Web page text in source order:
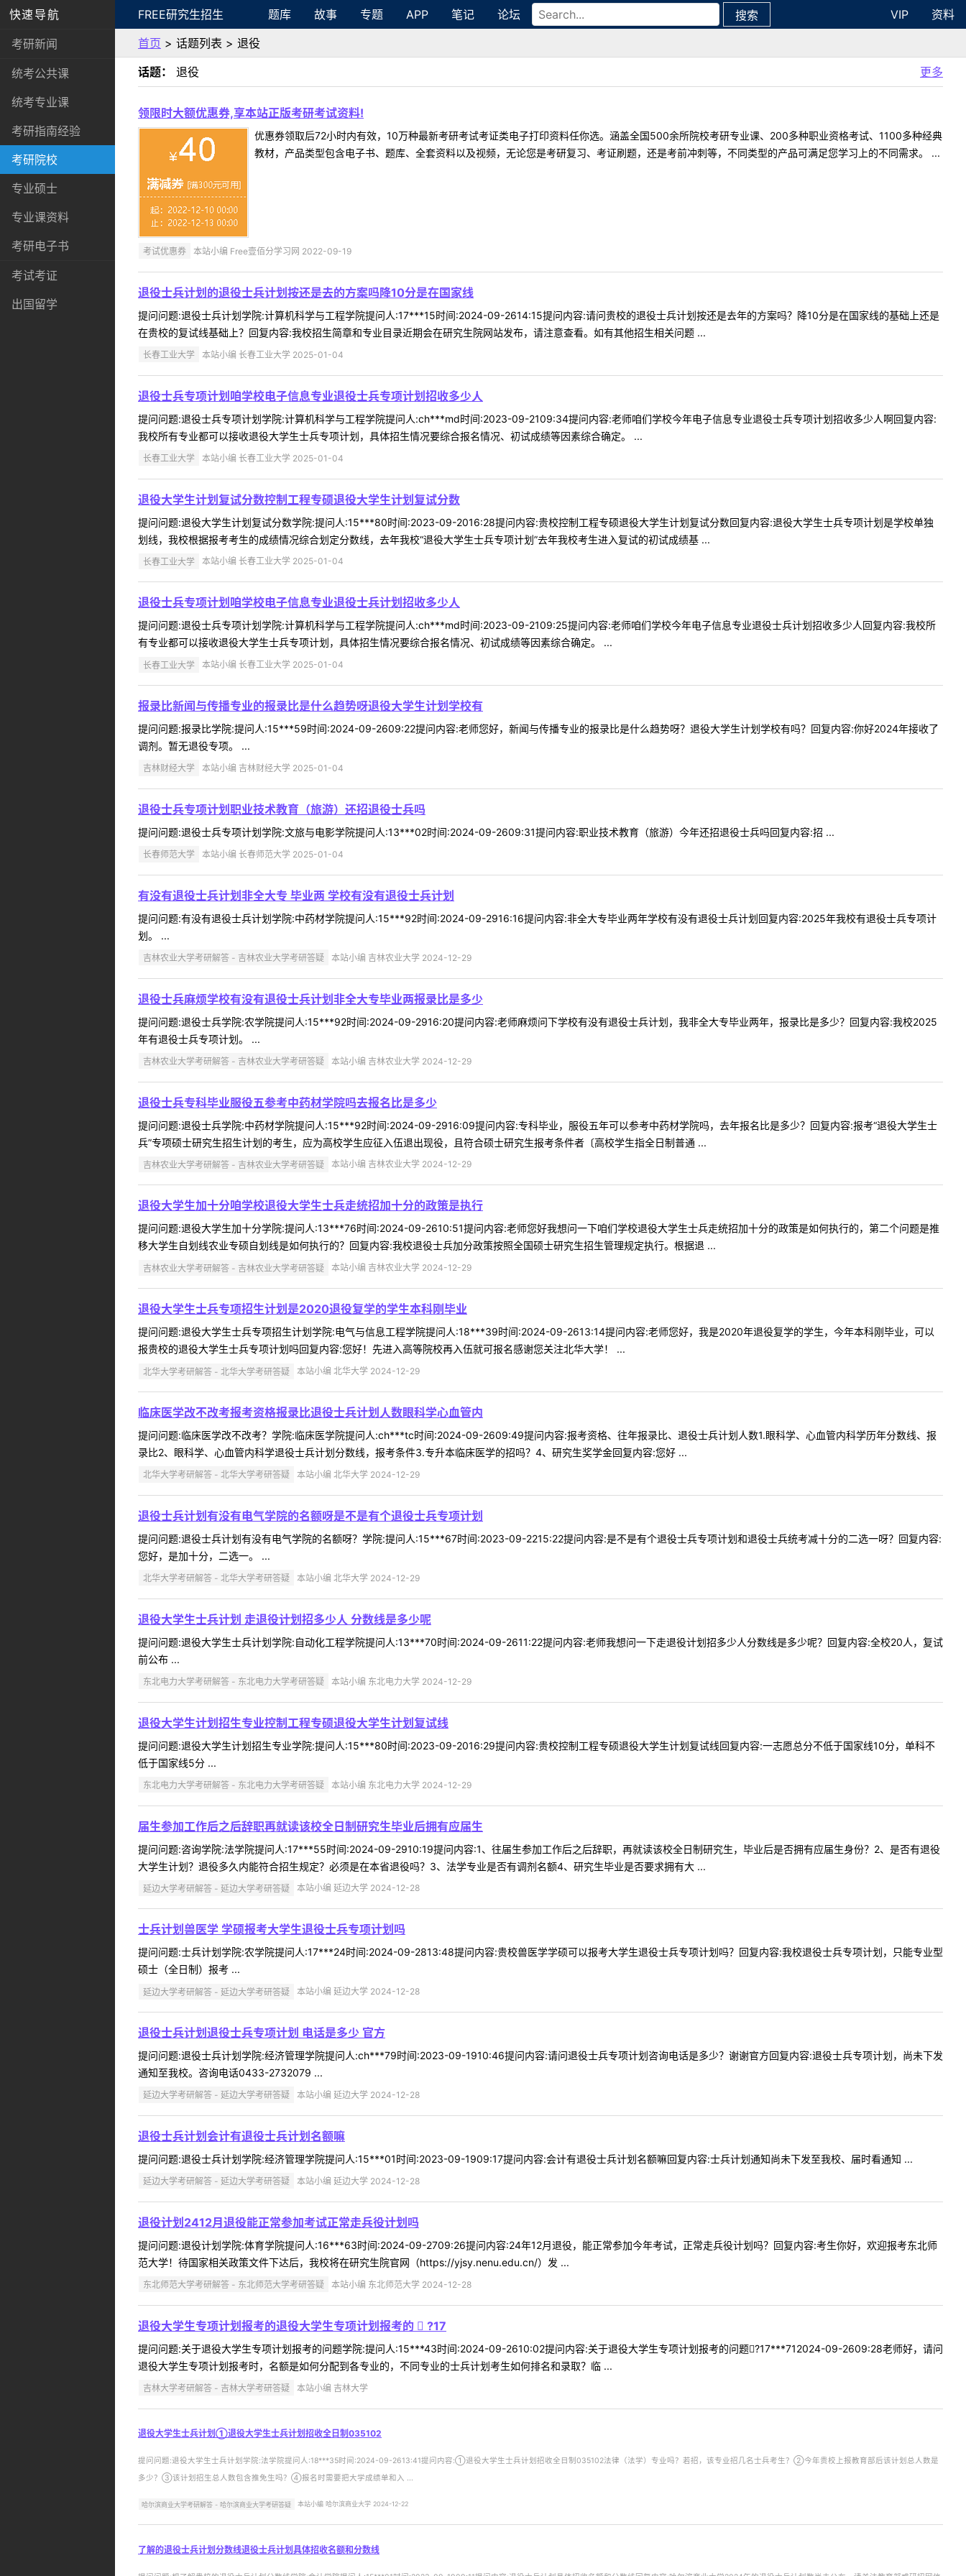
快速导航
考研新闻
统考公共课
统考专业课
考研指南经验
考研院校
专业硕士
专业课资料
考研电子书
考试考证
出国留学
FREE研究生招生 题库 故事 专题 APP 笔记 论坛 搜索 VIP
资料
首页 > 话题列表 > 退役
话题：
退役 更多
领限时大额优惠券,享本站正版考研考试资料!
优惠券领取后72小时内有效，10万种最新考研考试考证类电子打印资料任你选。涵盖全国500余所院校考研专业课、200多种职业资格考试、1100多种经典
教材，产品类型包含电子书、题库、全套资料以及视频，无论您是考研复习、考证刷题，还是考前冲刺等，不同类型的产品可满足您学习上的不同需求。 ...
考试优惠券 本站小编 Free壹佰分学习网 2022-09-19
退役士兵计划的退役士兵计划按还是去的方案吗降10分是在国家线
提问问题:退役士兵计划学院:计算机科学与工程学院提问人:17***15时间:2024-09-2614:15提问内容:请问贵校的退役士兵计划按还是去年的方案吗？降10分是在国家线的基础上还是
在贵校的复试线基础上？回复内容:我校招生简章和专业目录近期会在研究生院网站发布，请注意查看。如有其他招生相关问题 ...
长春工业大学 本站小编 长春工业大学 2025-01-04
退役士兵专项计划咱学校电子信息专业退役士兵专项计划招收多少人
提问问题:退役士兵专项计划学院:计算机科学与工程学院提问人:ch***md时间:2023-09-2109:34提问内容:老师咱们学校今年电子信息专业退役士兵专项计划招收多少人啊回复内容:
我校所有专业都可以接收退役大学生士兵专项计划，具体招生情况要综合报名情况、初试成绩等因素综合确定。 ...
长春工业大学 本站小编 长春工业大学 2025-01-04
退役大学生计划复试分数控制工程专硕退役大学生计划复试分数
提问问题:退役大学生计划复试分数学院:提问人:15***80时间:2023-09-2016:28提问内容:贵校控制工程专硕退役大学生计划复试分数回复内容:退役大学生士兵专项计划是学校单独
划线，我校根据报考考生的成绩情况综合划定分数线，去年我校“退役大学生士兵专项计划”去年我校考生进入复试的初试成绩基 ...
长春工业大学 本站小编 长春工业大学 2025-01-04
退役士兵专项计划咱学校电子信息专业退役士兵计划招收多少人
提问问题:退役士兵专项计划学院:计算机科学与工程学院提问人:ch***md时间:2023-09-2109:25提问内容:老师咱们学校今年电子信息专业退役士兵计划招收多少人回复内容:我校所
有专业都可以接收退役大学生士兵专项计划，具体招生情况要综合报名情况、初试成绩等因素综合确定。 ...
长春工业大学 本站小编 长春工业大学 2025-01-04
报录比新闻与传播专业的报录比是什么趋势呀退役大学生计划学校有
提问问题:报录比学院:提问人:15***59时间:2024-09-2609:22提问内容:老师您好，新闻与传播专业的报录比是什么趋势呀？退役大学生计划学校有吗？回复内容:你好2024年接收了
调剂。暂无退役专项。 ...
吉林财经大学 本站小编 吉林财经大学 2025-01-04
退役士兵专项计划职业技术教育（旅游）还招退役士兵吗
提问问题:退役士兵专项计划学院:文旅与电影学院提问人:13***02时间:2024-09-2609:31提问内容:职业技术教育（旅游）今年还招退役士兵吗回复内容:招 ...
长春师范大学 本站小编 长春师范大学 2025-01-04
有没有退役士兵计划非全大专 毕业两 学校有没有退役士兵计划
提问问题:有没有退役士兵计划学院:中药材学院提问人:15***92时间:2024-09-2916:16提问内容:非全大专毕业两年学校有没有退役士兵计划回复内容:2025年我校有退役士兵专项计
划。 ...
吉林农业大学考研解答 - 吉林农业大学考研答疑 本站小编 吉林农业大学 2024-12-29
退役士兵麻烦学校有没有退役士兵计划非全大专毕业两报录比是多少
提问问题:退役士兵学院:农学院提问人:15***92时间:2024-09-2916:20提问内容:老师麻烦问下学校有没有退役士兵计划，我非全大专毕业两年，报录比是多少？回复内容:我校2025
年有退役士兵专项计划。 ...
吉林农业大学考研解答 - 吉林农业大学考研答疑 本站小编 吉林农业大学 2024-12-29
退役士兵专科毕业服役五参考中药材学院吗去报名比是多少
提问问题:退役士兵学院:中药材学院提问人:15***92时间:2024-09-2916:09提问内容:专科毕业，服役五年可以参考中药材学院吗，去年报名比是多少？回复内容:报考“退役大学生士
兵”专项硕士研究生招生计划的考生，应为高校学生应征入伍退出现役，且符合硕士研究生报考条件者〔高校学生指全日制普通 ...
吉林农业大学考研解答 - 吉林农业大学考研答疑 本站小编 吉林农业大学 2024-12-29
退役大学生加十分咱学校退役大学生士兵走统招加十分的政策是执行
提问问题:退役大学生加十分学院:提问人:13***76时间:2024-09-2610:51提问内容:老师您好我想问一下咱们学校退役大学生士兵走统招加十分的政策是如何执行的，第二个问题是推
移大学生自划线农业专硕自划线是如何执行的？回复内容:我校退役士兵加分政策按照全国硕士研究生招生管理规定执行。根据退 ...
吉林农业大学考研解答 - 吉林农业大学考研答疑 本站小编 吉林农业大学 2024-12-29
退役大学生士兵专项招生计划是2020退役复学的学生本科刚毕业
提问问题:退役大学生士兵专项招生计划学院:电气与信息工程学院提问人:18***39时间:2024-09-2613:14提问内容:老师您好，我是2020年退役复学的学生，今年本科刚毕业，可以
报贵校的退役大学生士兵专项计划吗回复内容:您好！先进入高等院校再入伍就可报名感谢您关注北华大学！ ...
北华大学考研解答 - 北华大学考研答疑 本站小编 北华大学 2024-12-29
临床医学改不改考报考资格报录比退役士兵计划人数眼科学心血管内
提问问题:临床医学改不改考？学院:临床医学院提问人:ch***tc时间:2024-09-2609:49提问内容:报考资格、往年报录比、退役士兵计划人数1.眼科学、心血管内科学历年分数线、报
录比2、眼科学、心血管内科学退役士兵计划分数线，报考条件3.专升本临床医学的招吗？4、研究生奖学金回复内容:您好 ...
北华大学考研解答 - 北华大学考研答疑 本站小编 北华大学 2024-12-29
退役士兵计划有没有电气学院的名额呀是不是有个退役士兵专项计划
提问问题:退役士兵计划有没有电气学院的名额呀？学院:提问人:15***67时间:2023-09-2215:22提问内容:是不是有个退役士兵专项计划和退役士兵统考减十分的二选一呀？回复内容:
您好，是加十分，二选一。 ...
北华大学考研解答 - 北华大学考研答疑 本站小编 北华大学 2024-12-29
退役大学生士兵计划 走退役计划招多少人 分数线是多少呢
提问问题:退役大学生士兵计划学院:自动化工程学院提问人:13***70时间:2024-09-2611:22提问内容:老师我想问一下走退役计划招多少人分数线是多少呢？回复内容:全校20人，复试
前公布 ...
东北电力大学考研解答 - 东北电力大学考研答疑 本站小编 东北电力大学 2024-12-29
退役大学生计划招生专业控制工程专硕退役大学生计划复试线
提问问题:退役大学生计划招生专业学院:提问人:15***80时间:2023-09-2016:29提问内容:贵校控制工程专硕退役大学生计划复试线回复内容:一志愿总分不低于国家线10分，单科不
低于国家线5分 ...
东北电力大学考研解答 - 东北电力大学考研答疑 本站小编 东北电力大学 2024-12-29
届生参加工作后之后辞职再就读该校全日制研究生毕业后拥有应届生
提问问题:咨询学院:法学院提问人:17***55时间:2024-09-2910:19提问内容:1、往届生参加工作后之后辞职，再就读该校全日制研究生，毕业后是否拥有应届生身份？2、是否有退役
大学生计划？退役多久内能符合招生规定？必须是在本省退役吗？3、法学专业是否有调剂名额4、研究生毕业是否要求拥有大 ...
延边大学考研解答 - 延边大学考研答疑 本站小编 延边大学 2024-12-28
士兵计划兽医学 学硕报考大学生退役士兵专项计划吗
提问问题:士兵计划学院:农学院提问人:17***24时间:2024-09-2813:48提问内容:贵校兽医学学硕可以报考大学生退役士兵专项计划吗？回复内容:我校退役士兵专项计划，只能专业型
硕士（全日制）报考 ...
延边大学考研解答 - 延边大学考研答疑 本站小编 延边大学 2024-12-28
退役士兵计划退役士兵专项计划 电话是多少 官方
提问问题:退役士兵计划学院:经济管理学院提问人:ch***79时间:2023-09-1910:46提问内容:请问退役士兵专项计划咨询电话是多少？谢谢官方回复内容:退役士兵专项计划，尚未下发
通知至我校。咨询电话0433-2732079 ...
延边大学考研解答 - 延边大学考研答疑 本站小编 延边大学 2024-12-28
退役士兵计划会计有退役士兵计划名额嘛
提问问题:退役士兵计划学院:经济管理学院提问人:15***01时间:2023-09-1909:17提问内容:会计有退役士兵计划名额嘛回复内容:士兵计划通知尚未下发至我校、届时看通知 ...
延边大学考研解答 - 延边大学考研答疑 本站小编 延边大学 2024-12-28
退役计划2412月退役能正常参加考试正常走兵役计划吗
提问问题:退役计划学院:体育学院提问人:16***63时间:2024-09-2709:26提问内容:24年12月退役，能正常参加今年考试，正常走兵役计划吗？回复内容:考生你好，欢迎报考东北师
范大学！待国家相关政策文件下达后，我校将在研究生院官网（https://yjsy.nenu.edu.cn/）发 ...
东北师范大学考研解答 - 东北师范大学考研答疑 本站小编 东北师范大学 2024-12-28
退役大学生专项计划报考的退役大学生专项计划报考的  ?17
提问问题:关于退役大学生专项计划报考的问题学院:提问人:15***43时间:2024-09-2610:02提问内容:关于退役大学生专项计划报考的问题?17***712024-09-2609:28老师好，请问
退役大学生专项计划报考时，名额是如何分配到各专业的，不同专业的士兵计划考生如何排名和录取？临 ...
吉林大学考研解答 - 吉林大学考研答疑 本站小编 吉林大学
退役大学生士兵计划①退役大学生士兵计划招收全日制035102
提问问题:退役大学生士兵计划学院:法学院提问人:18***35时间:2024-09-2613:41提问内容:①退役大学生士兵计划招收全日制035102法律（法学）专业吗？若招，该专业招几名士兵考生？②今年贵校上报教育部后该计划总人数是
多少？③该计划招生总人数包含推免生吗？④报名时需要把大学成绩单和入 ...
哈尔滨商业大学考研解答 - 哈尔滨商业大学考研答疑 本站小编 哈尔滨商业大学 2024-12-22
了解的退役士兵计划分数线退役士兵计划具体招收名额和分数线